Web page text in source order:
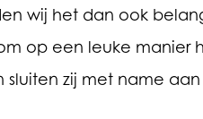
wij het dan ook
op een leuke manier
zij met name